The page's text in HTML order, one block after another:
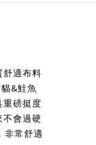
舒適布料
&鮭魚
重磅挺度
會過硬
非常舒適